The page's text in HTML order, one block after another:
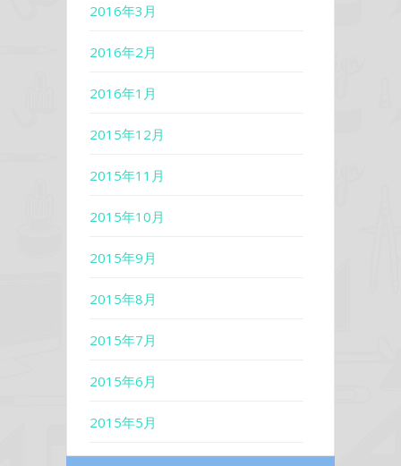
2016年3月
2016年2月
2016年1月
2015年12月
2015年11月
2015年10月
2015年9月
2015年8月
2015年7月
2015年6月
2015年5月